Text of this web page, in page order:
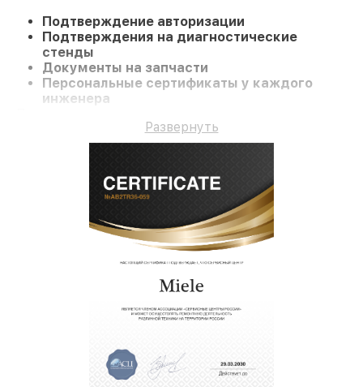
Подтверждение авторизации
Подтверждения на диагностические
стенды
Документы на запчасти
Персональные сертификаты у каждого
инженера
Вытяжку гарантируется профессиональный
сервис и гарантию на все работы и
Развернуть